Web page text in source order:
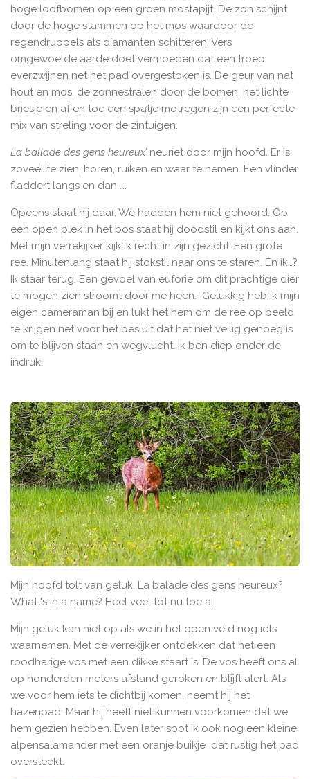
hoge loofbomen op een groen mostapijt. De zon schijnt
door de hoge stammen op het mos waardoor de
regendruppels als diamanten schitteren. Vers
omgewoelde aarde doet vermoeden dat een troep
everzwijnen net het pad overgestoken is. De geur van nat
hout en mos, de zonnestralen door de bomen, het lichte
briesje en af en toe een spatje motregen zijn een perfecte
mix van streling voor de zintuigen.
La ballade des gens heureux’ neuriet door mijn hoofd. Er is
zoveel te zien, horen, ruiken en waar te nemen. Een vlinder
fladdert langs en dan ….
Opeens staat hij daar. We hadden hem niet gehoord. Op
een open plek in het bos staat hij doodstil en kijkt ons aan.
Met mijn verrekijker kijk ik recht in zijn gezicht. Een grote
ree. Minutenlang staat hij stokstil naar ons te staren. En ik…?
Ik staar terug. Een gevoel van euforie om dit prachtige dier
te mogen zien stroomt door me heen. Gelukkig heb ik mijn
eigen cameraman bij en lukt het hem om de ree op beeld
te krijgen net voor het besluit dat het niet veilig genoeg is
om te blijven staan en wegvlucht. Ik ben diep onder de
indruk.
Mijn hoofd tolt van geluk. La balade des gens heureux?
What 's in a name? Heel veel tot nu toe al.
Mijn geluk kan niet op als we in het open veld nog iets
waarnemen. Met de verrekijker ontdekken dat het een
roodharige vos met een dikke staart is. De vos heeft ons al
op honderden meters afstand geroken en blijft alert. Als
we voor hem iets te dichtbij komen, neemt hij het
hazenpad. Maar hij heeft niet kunnen voorkomen dat we
hem gezien hebben. Even later spot ik ook nog een kleine
alpensalamander met een oranje buikje dat rustig het pad
oversteekt.